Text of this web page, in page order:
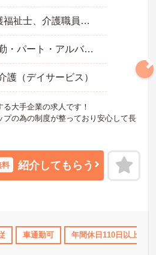
･介護休暇取得実績あり 社会保険完備
■介護福祉士、介護職員実務者研修、介護職員初任者研修、ホームヘルパー1級、ホームヘルパー2級いずれかの資格をお持ちの方 ※未経験相談可能
非常勤・パート・アルバイト
護（デイサービス）
大手企業の求人です！
プの為の制度が整っており安心して長
い。
料 紹介してもらう
車通勤可 年間休日110日以上